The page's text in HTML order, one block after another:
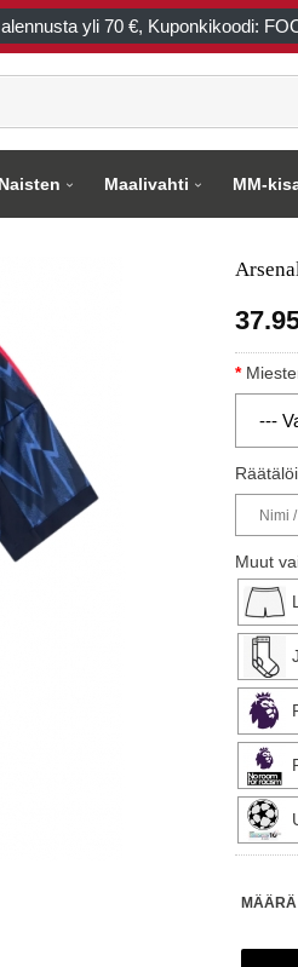
alennusta yli 70 €, Kuponkikoodi:
Naisten Maalivahti MM-
Muut
MÄÄRÄ